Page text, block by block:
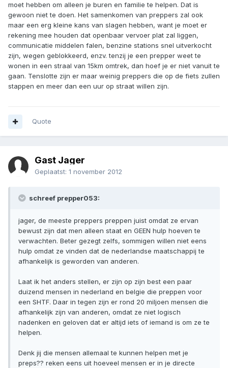
moet hebben om alleen je buren en familie te helpen. Dat is
gewoon niet te doen. Het samenkomen van preppers zal ook
maar een erg kleine kans van slagen hebben, want je moet er
rekening mee houden dat openbaar vervoer plat zal liggen,
communicatie middelen falen, benzine stations snel uitverkocht
zijn, wegen geblokkeerd, enzv. tenzij je een prepper weet te
wonen in een straal van 15km omtrek, dan hoef je er niet vanuit te
gaan. Tenslotte zijn er maar weinig preppers die op de fiets zullen
stappen en meer dan een uur op straat willen zijn.
Quote
Gast Jager
Geplaatst: 1 november 2012
schreef prepper053:
jager, de meeste preppers preppen juist omdat ze ervan
bewust zijn dat men alleen staat en GEEN hulp hoeven te
verwachten. Beter gezegt zelfs, sommigen willen niet eens
hulp omdat ze vinden dat de nederlandse maatschappij te
afhankelijk is geworden van anderen.
Laat ik het anders stellen, er zijn op zijn best een paar
duizend mensen in nederland en belgie die preppen voor
een SHTF. Daar in tegen zijn er rond 20 miljoen mensen die
afhankelijk zijn van anderen, omdat ze niet logisch
nadenken en geloven dat er altijd iets of iemand is om ze te
helpen.
Denk jij die mensen allemaal te kunnen helpen met je
preps?? reken eens uit hoeveel mensen er in je directe